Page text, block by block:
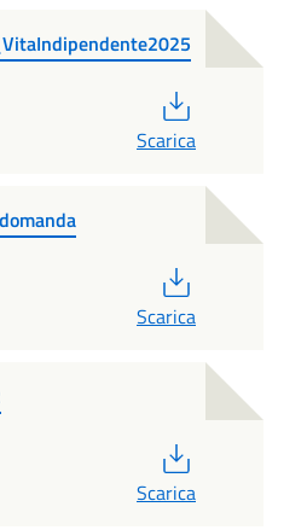
Scarica
Scarica
Scarica